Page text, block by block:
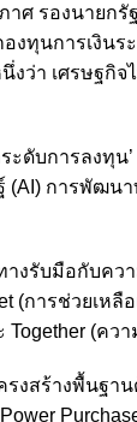
รองนายกรัฐ
งทุนการเงินร
งว่า เศรษฐกิจ
ะดับการลงทุ
การพัฒนา
างรับมือกับคว
(การช่วยเห
Together (ค
งสร้างพื้นฐา